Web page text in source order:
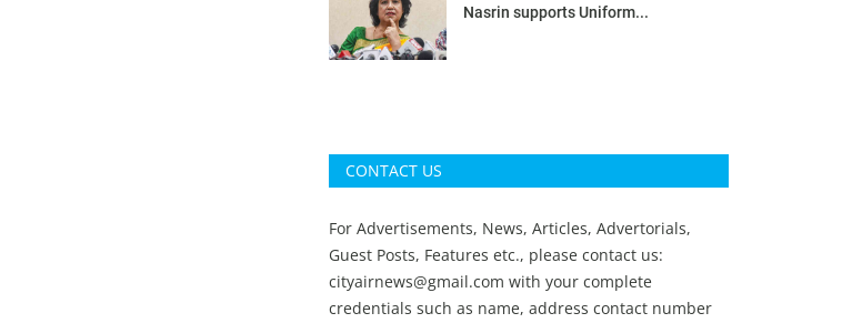
Nasrin supports Uniform...
CONTACT US
For Advertisements, News, Articles, Advertorials,
Guest Posts, Features etc., please contact us:
cityairnews@gmail.com with your complete
credentials such as name, address contact number